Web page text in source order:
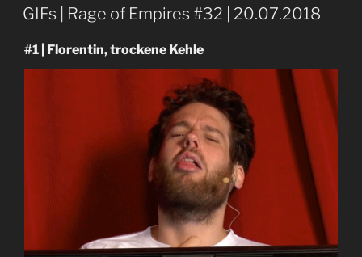
AM
GIFs | Rage of Empires #32 | 20.07.2018
#1 | Florentin, trockene Kehle